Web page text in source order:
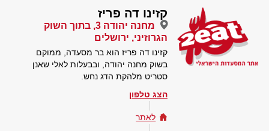
קזינו דה פריז
מחנה יהודה 3, בתוך השוק
הגרוזיני, ירושלים
קזינו דה פריז הוא בר מסעדה, ממוקם
בשוק מחנה יהודה, ובבעלות לאלי שאנן
סטריט מלהקת הדג נחש.
הצג טלפון
לאתר